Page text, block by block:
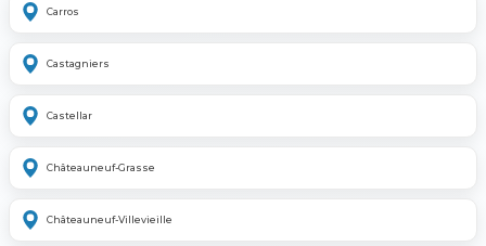
Carros
Castagniers
Castellar
Châteauneuf-Grasse
Châteauneuf-Villevieille